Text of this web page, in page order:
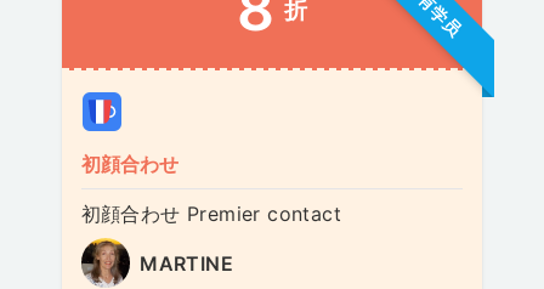
折
初顔合わせ
初顔合わせ Premier contact
MARTINE